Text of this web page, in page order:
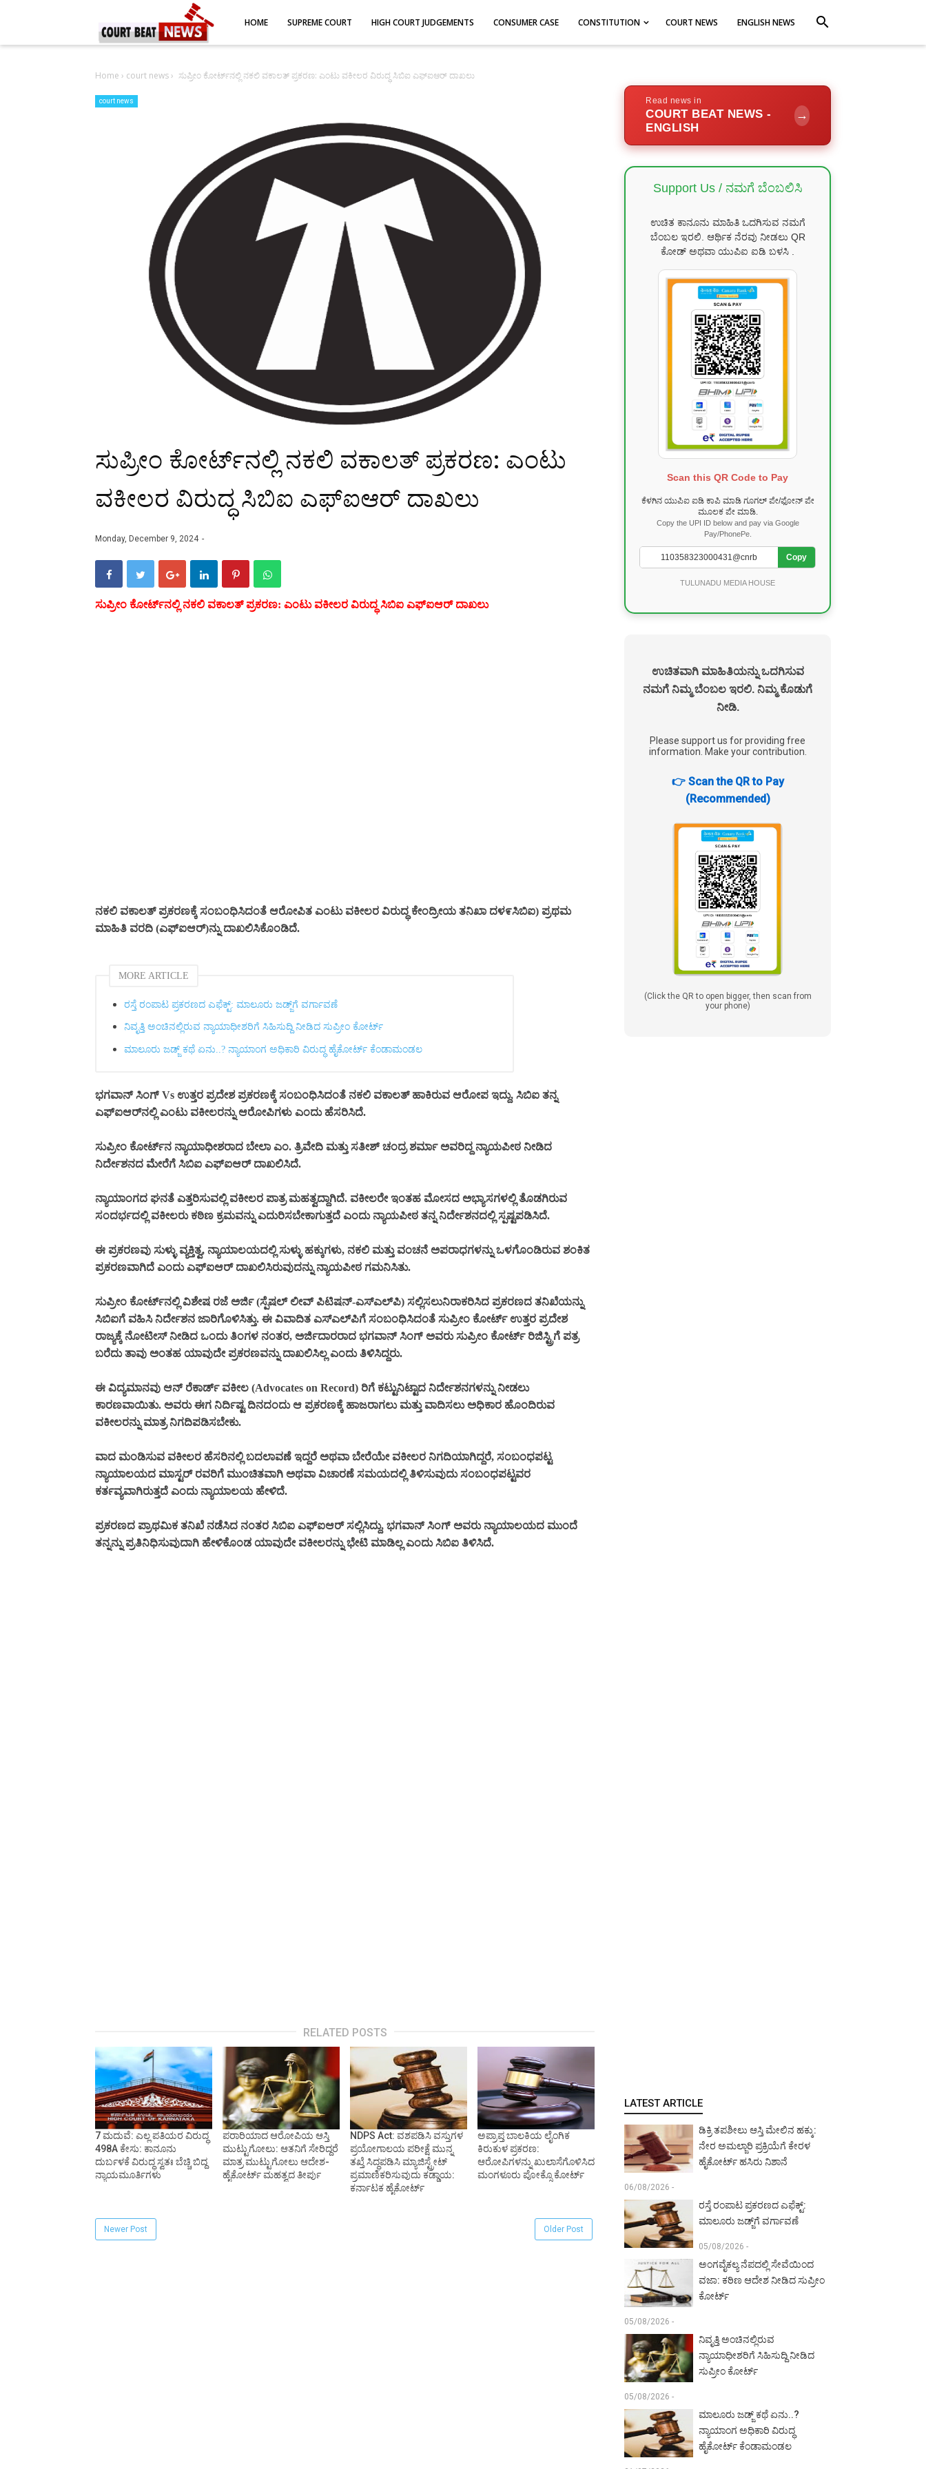
HOME SUPREME COURT HIGH COURT JUDGEMENTS CONSUMER CASE CONSTITUTION COURT NEWS ENGLISH NEWS search
Home › court news› ಸುಪ್ರೀಂ ಕೋರ್ಟ್‌ನಲ್ಲಿ ನಕಲಿ ವಕಾಲತ್ ಪ್ರಕರಣ: ಎಂಟು ವಕೀಲರ ವಿರುದ್ಧ ಸಿಬಿಐ ಎಫ್‌ಐಆರ್ ದಾಖಲು
court news
ಸುಪ್ರೀಂ ಕೋರ್ಟ್‌ನಲ್ಲಿ ನಕಲಿ ವಕಾಲತ್ ಪ್ರಕರಣ: ಎಂಟು
ವಕೀಲರ ವಿರುದ್ಧ ಸಿಬಿಐ ಎಫ್‌ಐಆರ್ ದಾಖಲು
Monday, December 9, 2024
ಸುಪ್ರೀಂ ಕೋರ್ಟ್‌ನಲ್ಲಿ ನಕಲಿ ವಕಾಲತ್ ಪ್ರಕರಣ: ಎಂಟು ವಕೀಲರ ವಿರುದ್ಧ ಸಿಬಿಐ ಎಫ್‌ಐಆರ್ ದಾಖಲು
ನಕಲಿ ವಕಾಲತ್‌ ಪ್ರಕರಣಕ್ಕೆ ಸಂಬಂಧಿಸಿದಂತೆ ಆರೋಪಿತ ಎಂಟು ವಕೀಲರ ವಿರುದ್ಧ ಕೇಂದ್ರೀಯ ತನಿಖಾ ದಳ೯ಸಿಬಿಐ) ಪ್ರಥಮ
ಮಾಹಿತಿ ವರದಿ (ಎಫ್‌ಐಆರ್‌)ನ್ನು ದಾಖಲಿಸಿಕೊಂಡಿದೆ.
MORE ARTICLE
ರಸ್ತೆ ರಂಪಾಟ ಪ್ರಕರಣದ ಎಫೆಕ್ಟ್‌: ಮಾಲೂರು ಜಡ್ಜ್‌ಗೆ ವರ್ಗಾವಣೆ
ನಿವೃತ್ತಿ ಅಂಚಿನಲ್ಲಿರುವ ನ್ಯಾಯಾಧೀಶರಿಗೆ ಸಿಹಿಸುದ್ದಿ ನೀಡಿದ ಸುಪ್ರೀಂ ಕೋರ್ಟ್‌
ಮಾಲೂರು ಜಡ್ಜ್‌ ಕಥೆ ಏನು..? ನ್ಯಾಯಾಂಗ ಅಧಿಕಾರಿ ವಿರುದ್ಧ ಹೈಕೋರ್ಟ್ ಕೆಂಡಾಮಂಡಲ
ಭಗವಾನ್ ಸಿಂಗ್ Vs ಉತ್ತರ ಪ್ರದೇಶ ಪ್ರಕರಣಕ್ಕೆ ಸಂಬಂಧಿಸಿದಂತೆ ನಕಲಿ ವಕಾಲತ್ ಹಾಕಿರುವ ಆರೋಪ ಇದ್ದು, ಸಿಬಿಐ ತನ್ನ
ಎಫ್‌ಐಆರ್‌ನಲ್ಲಿ ಎಂಟು ವಕೀಲರನ್ನು ಆರೋಪಿಗಳು ಎಂದು ಹೆಸರಿಸಿದೆ.
ಸುಪ್ರೀಂ ಕೋರ್ಟ್‌ನ ನ್ಯಾಯಾಧೀಶರಾದ ಬೇಲಾ ಎಂ. ತ್ರಿವೇದಿ ಮತ್ತು ಸತೀಶ್ ಚಂದ್ರ ಶರ್ಮಾ ಅವರಿದ್ದ ನ್ಯಾಯಪೀಠ ನೀಡಿದ
ನಿರ್ದೇಶನದ ಮೇರೆಗೆ ಸಿಬಿಐ ಎಫ್‌ಐಆರ್ ದಾಖಲಿಸಿದೆ.
ನ್ಯಾಯಾಂಗದ ಘನತೆ ಎತ್ತರಿಸುವಲ್ಲಿ ವಕೀಲರ ಪಾತ್ರ ಮಹತ್ವದ್ದಾಗಿದೆ. ವಕೀಲರೇ ಇಂತಹ ಮೋಸದ ಅಭ್ಯಾಸಗಳಲ್ಲಿ ತೊಡಗಿರುವ
ಸಂದರ್ಭದಲ್ಲಿ ವಕೀಲರು ಕಠಿಣ ಕ್ರಮವನ್ನು ಎದುರಿಸಬೇಕಾಗುತ್ತದೆ ಎಂದು ನ್ಯಾಯಪೀಠ ತನ್ನ ನಿರ್ದೇಶನದಲ್ಲಿ ಸ್ಪಷ್ಟಪಡಿಸಿದೆ.
ಈ ಪ್ರಕರಣವು ಸುಳ್ಳು ವ್ಯಕ್ತಿತ್ವ, ನ್ಯಾಯಾಲಯದಲ್ಲಿ ಸುಳ್ಳು ಹಕ್ಕುಗಳು, ನಕಲಿ ಮತ್ತು ವಂಚನೆ ಅಪರಾಧಗಳನ್ನು ಒಳಗೊಂಡಿರುವ ಶಂಕಿತ
ಪ್ರಕರಣವಾಗಿದೆ ಎಂದು ಎಫ್‌ಐಆರ್ ದಾಖಲಿಸಿರುವುದನ್ನು ನ್ಯಾಯಪೀಠ ಗಮನಿಸಿತು.
ಸುಪ್ರೀಂ ಕೋರ್ಟ್‌ನಲ್ಲಿ ವಿಶೇಷ ರಜೆ ಅರ್ಜಿ (ಸ್ಪೆಷಲ್ ಲೀವ್ ಪಿಟಿಷನ್‌-ಎಸ್‌ಎಲ್‌ಪಿ) ಸಲ್ಲಿಸಲುನಿರಾಕರಿಸಿದ ಪ್ರಕರಣದ ತನಿಖೆಯನ್ನು
ಸಿಬಿಐಗೆ ವಹಿಸಿ ನಿರ್ದೇಶನ ಜಾರಿಗೊಳಿಸಿತ್ತು. ಈ ವಿವಾದಿತ ಎಸ್‌ಎಲ್‌ಪಿಗೆ ಸಂಬಂಧಿಸಿದಂತೆ ಸುಪ್ರೀಂ ಕೋರ್ಟ್ ಉತ್ತರ ಪ್ರದೇಶ
ರಾಜ್ಯಕ್ಕೆ ನೋಟೀಸ್ ನೀಡಿದ ಒಂದು ತಿಂಗಳ ನಂತರ, ಅರ್ಜಿದಾರರಾದ ಭಗವಾನ್ ಸಿಂಗ್ ಅವರು ಸುಪ್ರೀಂ ಕೋರ್ಟ್‌ ರಿಜಿಸ್ಟ್ರಿಗೆ ಪತ್ರ
ಬರೆದು ತಾವು ಅಂತಹ ಯಾವುದೇ ಪ್ರಕರಣವನ್ನು ದಾಖಲಿಸಿಲ್ಲ ಎಂದು ತಿಳಿಸಿದ್ದರು.
ಈ ವಿದ್ಯಮಾನವು ಆನ್‌ ರೆಕಾರ್ಡ್‌ ವಕೀಲ (Advocates on Record) ರಿಗೆ ಕಟ್ಟುನಿಟ್ಟಾದ ನಿರ್ದೇಶನಗಳನ್ನು ನೀಡಲು
ಕಾರಣವಾಯಿತು. ಅವರು ಈಗ ನಿರ್ದಿಷ್ಟ ದಿನದಂದು ಆ ಪ್ರಕರಣಕ್ಕೆ ಹಾಜರಾಗಲು ಮತ್ತು ವಾದಿಸಲು ಅಧಿಕಾರ ಹೊಂದಿರುವ
ವಕೀಲರನ್ನು ಮಾತ್ರ ನಿಗದಿಪಡಿಸಬೇಕು.
ವಾದ ಮಂಡಿಸುವ ವಕೀಲರ ಹೆಸರಿನಲ್ಲಿ ಬದಲಾವಣೆ ಇದ್ದರೆ ಅಥವಾ ಬೇರೆಯೇ ವಕೀಲರ ನಿಗದಿಯಾಗಿದ್ದರೆ, ಸಂಬಂಧಪಟ್ಟ
ನ್ಯಾಯಾಲಯದ ಮಾಸ್ಟರ್‌ ರವರಿಗೆ ಮುಂಚಿತವಾಗಿ ಅಥವಾ ವಿಚಾರಣೆ ಸಮಯದಲ್ಲಿ ತಿಳಿಸುವುದು ಸಂಬಂಧಪಟ್ಟವರ
ಕರ್ತವ್ಯವಾಗಿರುತ್ತದೆ ಎಂದು ನ್ಯಾಯಾಲಯ ಹೇಳಿದೆ.
ಪ್ರಕರಣದ ಪ್ರಾಥಮಿಕ ತನಿಖೆ ನಡೆಸಿದ ನಂತರ ಸಿಬಿಐ ಎಫ್‌ಐಆರ್ ಸಲ್ಲಿಸಿದ್ದು, ಭಗವಾನ್ ಸಿಂಗ್ ಅವರು ನ್ಯಾಯಾಲಯದ ಮುಂದೆ
ತನ್ನನ್ನು ಪ್ರತಿನಿಧಿಸುವುದಾಗಿ ಹೇಳಿಕೊಂಡ ಯಾವುದೇ ವಕೀಲರನ್ನು ಭೇಟಿ ಮಾಡಿಲ್ಲ ಎಂದು ಸಿಬಿಐ ತಿಳಿಸಿದೆ.
RELATED POSTS
7 ಮದುವೆ: ಎಲ್ಲ ಪತಿಯರ ವಿರುದ್ಧ
498A ಕೇಸು: ಕಾನೂನು
ದುರ್ಬಳಕೆ ವಿರುದ್ಧ ಸ್ವತಃ ಬೆಚ್ಚಿ ಬಿದ್ದ
ನ್ಯಾಯಮೂರ್ತಿಗಳು
ಪರಾರಿಯಾದ ಆರೋಪಿಯ ಆಸ್ತಿ
ಮುಟ್ಟುಗೋಲು: ಆತನಿಗೆ ಸೇರಿದ್ದರೆ
ಮಾತ್ರ ಮುಟ್ಟುಗೋಲು ಆದೇಶ-
ಹೈಕೋರ್ಟ್ ಮಹತ್ವದ ತೀರ್ಪು
NDPS Act: ವಶಪಡಿಸಿ ವಸ್ತುಗಳ
ಪ್ರಯೋಗಾಲಯ ಪರೀಕ್ಷೆ ಮುನ್ನ
ತಖ್ತೆ ಸಿದ್ಧಪಡಿಸಿ ಮ್ಯಾಜಿಸ್ಟ್ರೇಟ್‌
ಪ್ರಮಾಣಿಕರಿಸುವುದು ಕಡ್ಡಾಯ:
ಕರ್ನಾಟಕ ಹೈಕೋರ್ಟ್‌
ಅಪ್ರಾಪ್ತ ಬಾಲಕಿಯ ಲೈಂಗಿಕ
ಕಿರುಕುಳ ಪ್ರಕರಣ:
ಆರೋಪಿಗಳನ್ನು ಖುಲಾಸೆಗೊಳಿಸಿದ
ಮಂಗಳೂರು ಪೋಕ್ಸೊ ಕೋರ್ಟ್‌
Newer Post Older Post
Read news in
COURT BEAT NEWS -
ENGLISH
→
Support Us / ನಮಗೆ ಬೆಂಬಲಿಸಿ
ಉಚಿತ ಕಾನೂನು ಮಾಹಿತಿ ಒದಗಿಸುವ ನಮಗೆ
ಬೆಂಬಲ ಇರಲಿ. ಆರ್ಥಿಕ ನೆರವು ನೀಡಲು QR
ಕೋಡ್ ಅಥವಾ ಯುಪಿಐ ಐಡಿ ಬಳಸಿ .
Scan this QR Code to Pay
ಕೆಳಗಿನ ಯುಪಿಐ ಐಡಿ ಕಾಪಿ ಮಾಡಿ ಗೂಗಲ್ ಪೇ/ಫೋನ್ ಪೇ
ಮೂಲಕ ಪೇ ಮಾಡಿ.
Copy the UPI ID below and pay via Google
Pay/PhonePe.
Copy
TULUNADU MEDIA HOUSE
ಉಚಿತವಾಗಿ ಮಾಹಿತಿಯನ್ನು ಒದಗಿಸುವ
ನಮಗೆ ನಿಮ್ಮ ಬೆಂಬಲ ಇರಲಿ. ನಿಮ್ಮ ಕೊಡುಗೆ
ನೀಡಿ.
Please support us for providing free
information. Make your contribution.
👉 Scan the QR to Pay
(Recommended)
(Click the QR to open bigger, then scan from
your phone)
LATEST ARTICLE
ಡಿಕ್ರಿ ತಪಶೀಲು ಆಸ್ತಿ ಮೇಲಿನ ಹಕ್ಕು:
ನೇರ ಅಮಲ್ಜಾರಿ ಪ್ರಕ್ರಿಯೆಗೆ ಕೇರಳ
ಹೈಕೋರ್ಟ್ ಹಸಿರು ನಿಶಾನೆ
06/08/2026 -
ರಸ್ತೆ ರಂಪಾಟ ಪ್ರಕರಣದ ಎಫೆಕ್ಟ್‌:
ಮಾಲೂರು ಜಡ್ಜ್‌ಗೆ ವರ್ಗಾವಣೆ
05/08/2026 -
ಅಂಗವೈಕಲ್ಯ ನೆಪದಲ್ಲಿ ಸೇವೆಯಿಂದ
ವಜಾ: ಕಠಿಣ ಆದೇಶ ನೀಡಿದ ಸುಪ್ರೀಂ
ಕೋರ್ಟ್‌
05/08/2026 -
ನಿವೃತ್ತಿ ಅಂಚಿನಲ್ಲಿರುವ
ನ್ಯಾಯಾಧೀಶರಿಗೆ ಸಿಹಿಸುದ್ದಿ ನೀಡಿದ
ಸುಪ್ರೀಂ ಕೋರ್ಟ್‌
05/08/2026 -
ಮಾಲೂರು ಜಡ್ಜ್‌ ಕಥೆ ಏನು..?
ನ್ಯಾಯಾಂಗ ಅಧಿಕಾರಿ ವಿರುದ್ಧ
ಹೈಕೋರ್ಟ್ ಕೆಂಡಾಮಂಡಲ